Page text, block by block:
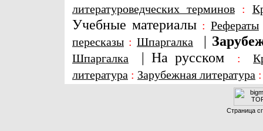
литературоведческих терминов:
Учебные материалы : Рефераты
пересказы : Шпаргалка |
Шпаргалка | На русском :
литература : Зарубежная литература
Страница